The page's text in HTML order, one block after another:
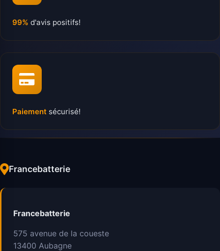
99% d'avis positifs!
Paiement sécurisé!
Francebatterie
Francebatterie
575 avenue de la coueste
13400 Aubagne